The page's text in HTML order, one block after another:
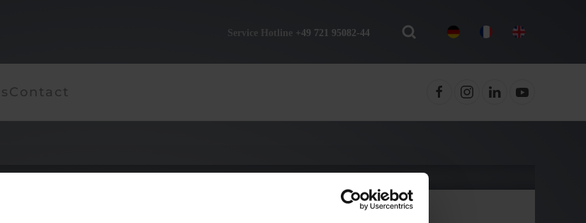
Service Hotline +49 721 95082-44
Contact
vehicles for rent.